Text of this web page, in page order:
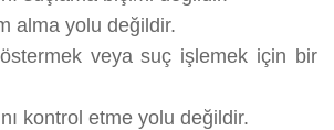
alma yolu değildir.
veya suç işlemek için bir
kontrol etme yolu değildir.